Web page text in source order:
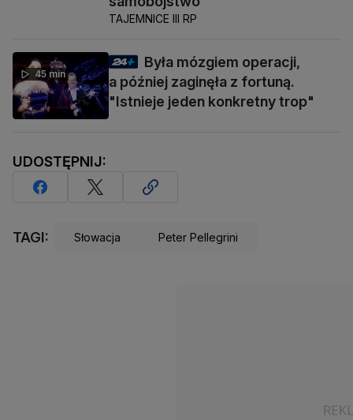
TAJEMNICE III RP
45 min
Była mózgiem operacji,
a później zaginęła z fortuną.
"Istnieje jeden konkretny trop"
UDOSTĘPNIJ:
TAGI: Słowacja Peter Pellegrini